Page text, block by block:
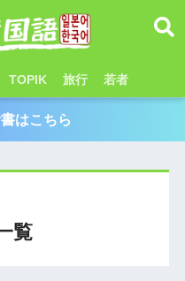
TOPIK 旅行 若者
はこちら
覧